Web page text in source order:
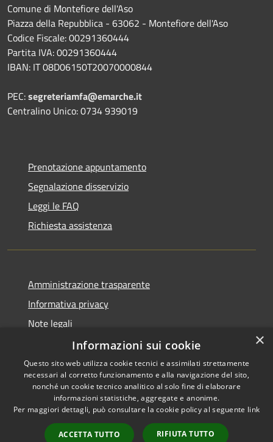
Comune di Montefiore dell'Aso
Piazza della Repubblica - 63062 - Montefiore dell'Aso
Codice Fiscale: 00291360444
Partita IVA: 00291360444
IBAN: IT 08D06150T20070000844
PEC:segreteriamfa@emarche.it
Centralino Unico: 0734 939019
Prenotazione appuntamento
Segnalazione disservizio
Leggi le FAQ
Richiesta assistenza
Amministrazione trasparente
Informativa privacy
Note legali
Dichiarazione di accessibilità
RSS
Accessibilità
Copyright © 2026 • Comune di
Montefiore dell'Aso • Powered
byMunicipium
Accesso
×
Informazioni sui cookie
Questo sito web utilizza cookie tecnici e assimilati strettamente
necessari al corretto funzionamento e alla navigazione del sito,
nonché un cookie tecnico analitico al solo fine di elaborare
informazioni statistiche, aggregate e anonime.
Per maggiori dettagli, può consultare la cookie policy al seguente link
ACCETTA TUTTO RIFIUTA TUTTO